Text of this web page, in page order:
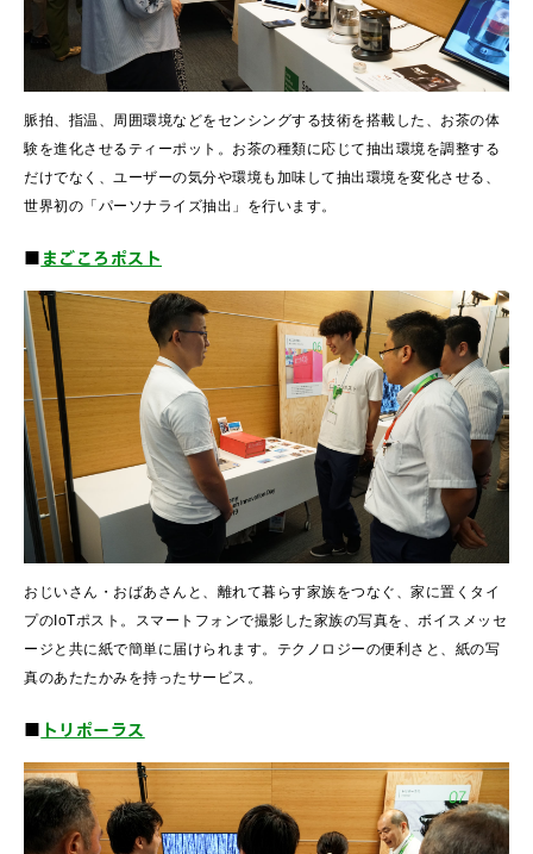
脈拍、指温、周囲環境などをセンシングする技術を搭載した、お茶の体
験を進化させるティーポット。お茶の種類に応じて抽出環境を調整する
だけでなく、ユーザーの気分や環境も加味して抽出環境を変化させる、
世界初の「パーソナライズ抽出」を行います。
■まごころポスト
おじいさん・おばあさんと、離れて暮らす家族をつなぐ、家に置くタイ
プのIoTポスト。スマートフォンで撮影した家族の写真を、ボイスメッセ
ージと共に紙で簡単に届けられます。テクノロジーの便利さと、紙の写
真のあたたかみを持ったサービス。
■ トリポーラス